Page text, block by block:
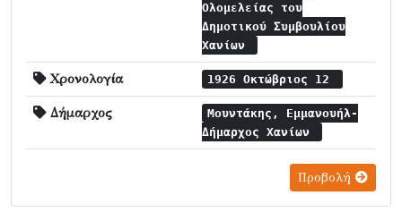
Ολομελείας του
Δημοτικού Συμβουλίου
Χανίων
Χρονολογία 1926 Οκτώβριος 12
Δήμαρχος
Μουντάκης, Εμμανουήλ-
Δήμαρχος Χανίων
Προβολή